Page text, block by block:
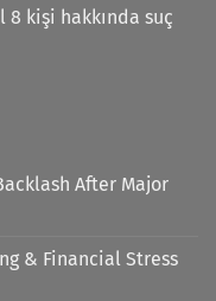
kişi hakkında suç
After Major
& Financial Stress